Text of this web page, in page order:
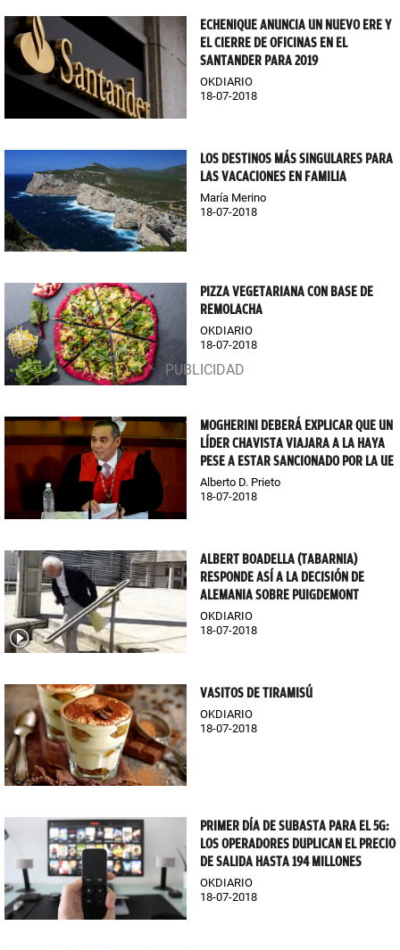
ECHENIQUE ANUNCIA UN NUEVO ERE Y
EL CIERRE DE OFICINAS EN EL
SANTANDER PARA 2019
OKDIARIO
18-07-2018
LOS DESTINOS MÁS SINGULARES PARA
LAS VACACIONES EN FAMILIA
María Merino
18-07-2018
PIZZA VEGETARIANA CON BASE DE
REMOLACHA
OKDIARIO
18-07-2018
MOGHERINI DEBERÁ EXPLICAR QUE UN
LÍDER CHAVISTA VIAJARA A LA HAYA
PESE A ESTAR SANCIONADO POR LA UE
Alberto D. Prieto
18-07-2018
ALBERT BOADELLA (TABARNIA)
RESPONDE ASÍ A LA DECISIÓN DE
ALEMANIA SOBRE PUIGDEMONT
OKDIARIO
18-07-2018
VASITOS DE TIRAMISÚ
OKDIARIO
18-07-2018
PRIMER DÍA DE SUBASTA PARA EL 5G:
LOS OPERADORES DUPLICAN EL PRECIO
DE SALIDA HASTA 194 MILLONES
OKDIARIO
18-07-2018